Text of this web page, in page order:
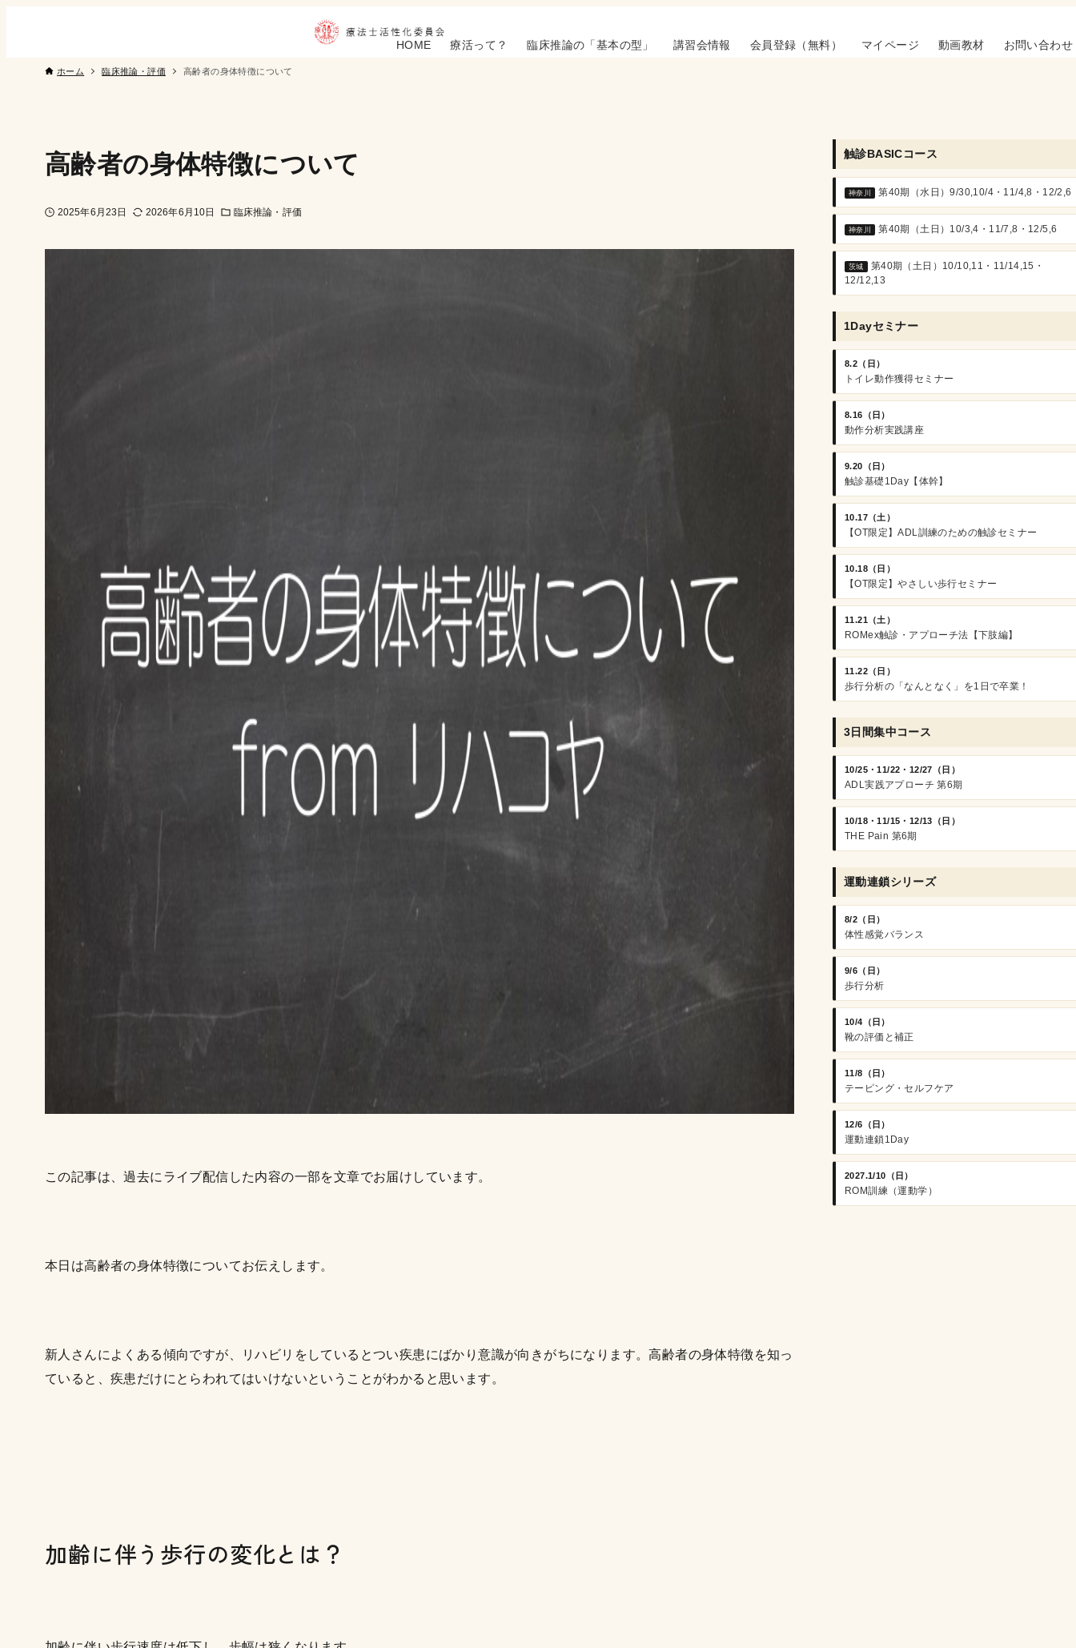
HOME 療活って？ 臨床推論の「基本の型」 講習会情報 会員登録（無料） マイページ 動画教材 お問い合わせ
ホーム 臨床推論・評価 高齢者の身体特徴について
高齢者の身体特徴について
2025年6月23日 2026年6月10日 臨床推論・評価
この記事は、過去にライブ配信した内容の一部を文章でお届けしています。
本日は高齢者の身体特徴についてお伝えします。
新人さんによくある傾向ですが、リハビリをしているとつい疾患にばかり意識が向きがちになります。高齢者の身体特徴を知っ
ていると、疾患だけにとらわれてはいけないということがわかると思います。
加齢に伴う歩行の変化とは？
触診BASICコース
神奈川 第40期（水日）9/30,10/4・11/4,8・12/2,6
神奈川 第40期（土日）10/3,4・11/7,8・12/5,6
茨城
第40期（土日）10/10,11・11/14,15・
12/12,13
1Dayセミナー
8.2（日）
トイレ動作獲得セミナー
8.16（日）
動作分析実践講座
9.20（日）
触診基礎1Day【体幹】
10.17（土）
【OT限定】ADL訓練のための触診セミナー
10.18（日）
【OT限定】やさしい歩行セミナー
11.21（土）
ROMex触診・アプローチ法【下肢編】
11.22（日）
歩行分析の「なんとなく」を1日で卒業！
3日間集中コース
10/25・11/22・12/27（日）
ADL実践アプローチ 第6期
10/18・11/15・12/13（日）
THE Pain 第6期
運動連鎖シリーズ
8/2（日）
体性感覚バランス
9/6（日）
歩行分析
10/4（日）
靴の評価と補正
11/8（日）
テーピング・セルフケア
12/6（日）
運動連鎖1Day
2027.1/10（日）
ROM訓練（運動学）